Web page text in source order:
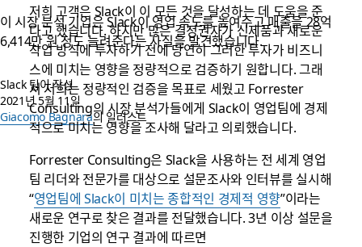
이 시장 분석 기업은 Slack이 영업 속도를 높여주고 매출을 28억
6,414만 원 정도 늘려준다는 사실을 발견했습니다.
Slack 팀이 작성
2021년 5월 11일
Giacomo Bagnara의 일러스트
저희 고객은 Slack이 이 모든 것을 달성하는 데 도움을 준
다고 했습니다. 하지만 많은 결정권자가 신제품과 새로운
작업 방식에 투자하기 전에 당연히 그러한 투자가 비즈니
스에 미치는 영향을 정량적으로 검증하기 원합니다. 그래
서 저희는 정량적인 검증을 목표로 세웠고 Forrester
Consulting의 시장 분석가들에게 Slack이 영업팀에 경제
적으로 미치는 영향을 조사해 달라고 의뢰했습니다.
Forrester Consulting은 Slack을 사용하는 전 세계 영업
팀 리더와 전문가를 대상으로 설문조사와 인터뷰를 실시해
“영업팀에 Slack이 미치는 종합적인 경제적 영향”이라는
새로운 연구로 찾은 결과를 전달했습니다. 3년 이상 설문을
진행한 기업의 연구 결과에 따르면